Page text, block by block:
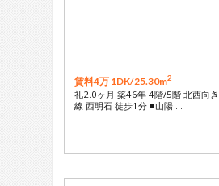
賃料4万 1DK/25.30m2
礼2.0ヶ月 築46年 4階/5階 北西向
線 西明石 徒歩1分 ■山陽 …